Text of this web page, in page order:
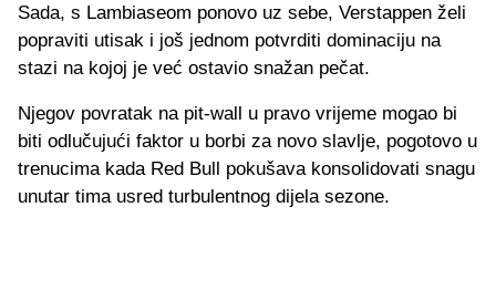
Sada, s Lambiaseom ponovo uz sebe, Verstappen želi
popraviti utisak i još jednom potvrditi dominaciju na
stazi na kojoj je već ostavio snažan pečat.
Njegov povratak na pit-wall u pravo vrijeme mogao bi
biti odlučujući faktor u borbi za novo slavlje, pogotovo u
trenucima kada Red Bull pokušava konsolidovati snagu
unutar tima usred turbulentnog dijela sezone.